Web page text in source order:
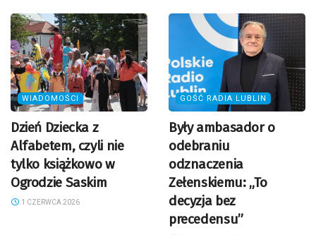
WIADOMOŚCI
Dzień Dziecka z
Alfabetem, czyli nie
tylko książkowo w
Ogrodzie Saskim
1 CZERWCA 2026
GOŚĆ RADIA LUBLIN
Były ambasador o
odebraniu
odznaczenia
Zełenskiemu: „To
decyzja bez
precedensu”